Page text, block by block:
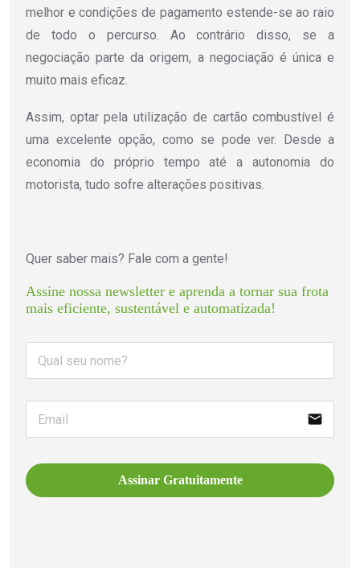
melhor e condições de pagamento estende-se ao raio
de todo o percurso. Ao contrário disso, se a
negociação parte da origem, a negociação é única e
muito mais eficaz.
Assim, optar pela utilização de cartão combustível é
uma excelente opção, como se pode ver. Desde a
economia do próprio tempo até a autonomia do
motorista, tudo sofre alterações positivas.
Quer saber mais? Fale com a gente!
Assine nossa newsletter e aprenda a tornar sua frota
mais eficiente, sustentável e automatizada!
email
Assinar Gratuitamente